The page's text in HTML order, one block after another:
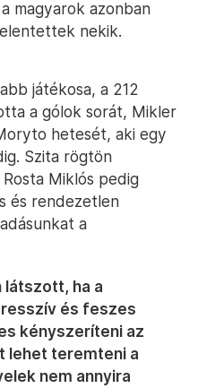
magyarok azonban
nekik.
játékosa, a 212
a gólok sorát, Mikler
hetesét, aki egy
Szita rögtön
Miklós pedig
és rendezetlen
a
látszott, ha a
és feszes
kényszeríteni az
lehet teremteni a
nem annyira